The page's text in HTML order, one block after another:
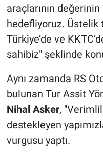
araçlarının değerinin
hedefliyoruz.
Türkiye’de ve
sahibiz" şeklinde
Aynı zamanda RS
bulunan Tur Assit
Nihal Asker,
destekleyen
vurgusu yaptı.